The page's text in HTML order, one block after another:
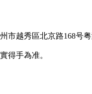
市越秀區北京路168号
得手為准。